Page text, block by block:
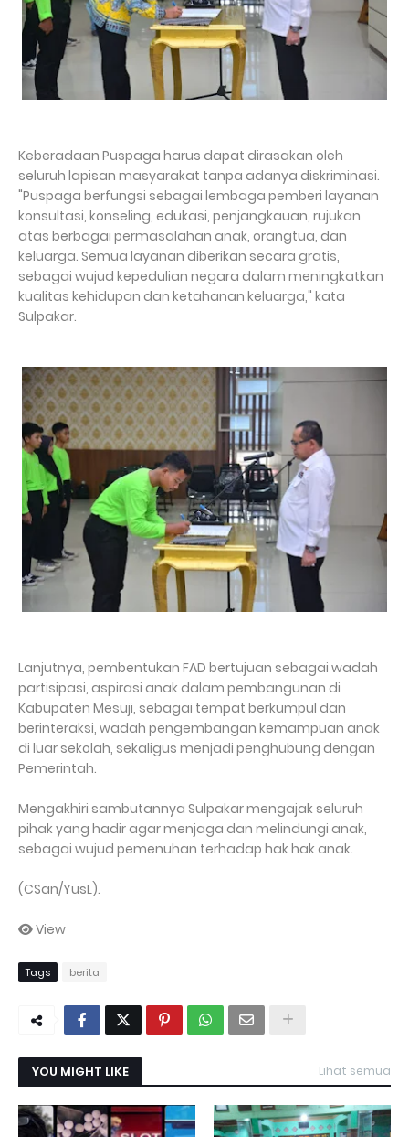
Keberadaan Puspaga harus dapat dirasakan oleh
seluruh lapisan masyarakat tanpa adanya diskriminasi.
"Puspaga berfungsi sebagai lembaga pemberi layanan
konsultasi, konseling, edukasi, penjangkauan, rujukan
atas berbagai permasalahan anak, orangtua, dan
keluarga. Semua layanan diberikan secara gratis,
sebagai wujud kepedulian negara dalam meningkatkan
kualitas kehidupan dan ketahanan keluarga," kata
Sulpakar.
Lanjutnya, pembentukan FAD bertujuan sebagai wadah
partisipasi, aspirasi anak dalam pembangunan di
Kabupaten Mesuji, sebagai tempat berkumpul dan
berinteraksi, wadah pengembangan kemampuan anak
di luar sekolah, sekaligus menjadi penghubung dengan
Pemerintah.
Mengakhiri sambutannya Sulpakar mengajak seluruh
pihak yang hadir agar menjaga dan melindungi anak,
sebagai wujud pemenuhan terhadap hak hak anak.
(CSan/YusL).
View
Tags berita
YOU MIGHT LIKE Lihat semua